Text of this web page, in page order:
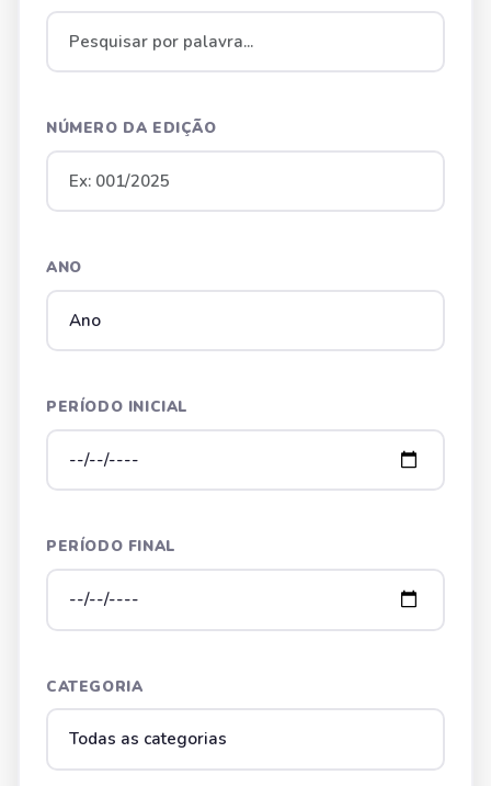
NÚMERO DA EDIÇÃO
ANO
PERÍODO INICIAL
PERÍODO FINAL
CATEGORIA